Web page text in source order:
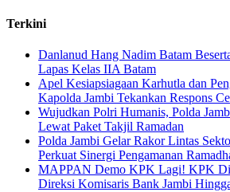
Terkini
Danlanud Hang Nadim Batam
Lapas Kelas IIA Batam
Apel Kesiapsiagaan Karhutla dan
Kapolda Jambi Tekankan Respons
Wujudkan Polri Humanis, Polda
Lewat Paket Takjil Ramadan
Polda Jambi Gelar Rakor Lintas
Perkuat Sinergi Pengamanan
‎MAPPAN Demo KPK Lagi! KPK
Direksi Komisaris Bank Jambi